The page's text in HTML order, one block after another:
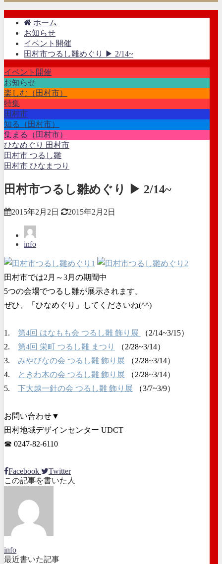
ホーム
お知らせ
イベント開催
田村市つるし雛めぐり ▶ 2/14~
イベント開催
お知らせ
楽しむ（田村市）
特集
田村市
知る（田村市）
集まる（田村市）
ひなめぐり 田村市
田村市 つるし雛
田村市 ひなまつり
田村市つるし雛めぐり ▶ 2/14~
2015年2月2日 2015年2月2日
info
田村市では2月～3月の期間中
5つの会場でつるし雛が展示されます。
ぜひ、「ひなめぐり」してくださいね(^^)
1. 第4回 はなもも会 つるし雛 飾り展
（2/14~3/15）
2. 第4回 栄町 つるし雛 まつり
（2/28~3/14）
3. みやびなの会 つるし雛 飾り展 （2/28~3/14）
4.
ときわ木の会 つるし雛 飾り展 （2/28~3/14）
5. 下大越一針の会 つるし雛 飾り展 （3/7~3/9）
お問い合わせ▼
田村地域デザインセンター UDCT
☎ 0247-82-6110
Facebook
Twitter
この記事を書いた人
info
最近書いた記事